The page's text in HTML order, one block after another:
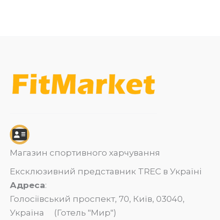
Магазин спортивного харчування
Ексклюзивний представник TREC в Україні
Адреса:
Голосіївський проспект, 70, Київ, 03040,
Україна (Готель "Мир")